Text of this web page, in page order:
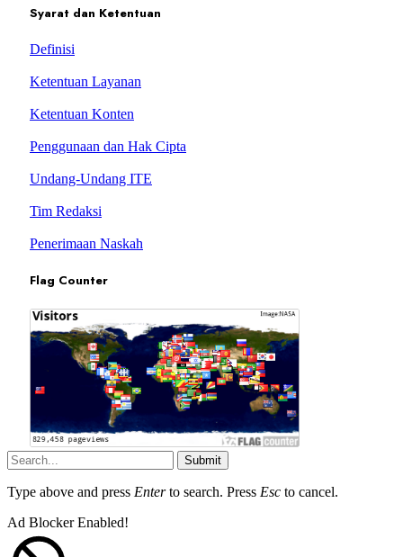
Syarat dan Ketentuan
Definisi
Ketentuan Layanan
Ketentuan Konten
Penggunaan dan Hak Cipta
Undang-Undang ITE
Tim Redaksi
Penerimaan Naskah
Flag Counter
Submit
Type above and press Enterto search. Press Esc to cancel.
Ad Blocker Enabled!